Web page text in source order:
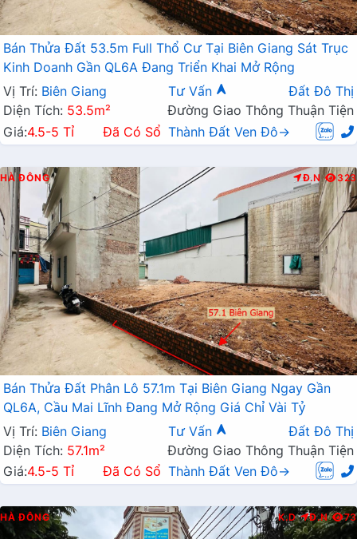
Bán Thửa Đất 53.5m Full Thổ Cư Tại Biên Giang Sát Trục
Kinh Doanh Gần QL6A Đang Triển Khai Mở Rộng
Vị Trí: Biên Giang Tư Vấn
Đất Đô Thị
Diện Tích: 53.5m²
Đường Giao Thông Thuận Tiện
Giá:4.5-5 Tỉ Đã Có Sổ Thành Đất Ven Đô→
HÀ ĐÔNG Đ.N 323
Bán Thửa Đất Phân Lô 57.1m Tại Biên Giang Ngay Gần
QL6A, Cầu Mai Lĩnh Đang Mở Rộng Giá Chỉ Vài Tỷ
Vị Trí: Biên Giang Tư Vấn
Đất Đô Thị
Diện Tích: 57.1m²
Đường Giao Thông Thuận Tiện
Giá:4.5-5 Tỉ Đã Có Sổ Thành Đất Ven Đô→
HÀ ĐÔNG K.D Đ.N 73